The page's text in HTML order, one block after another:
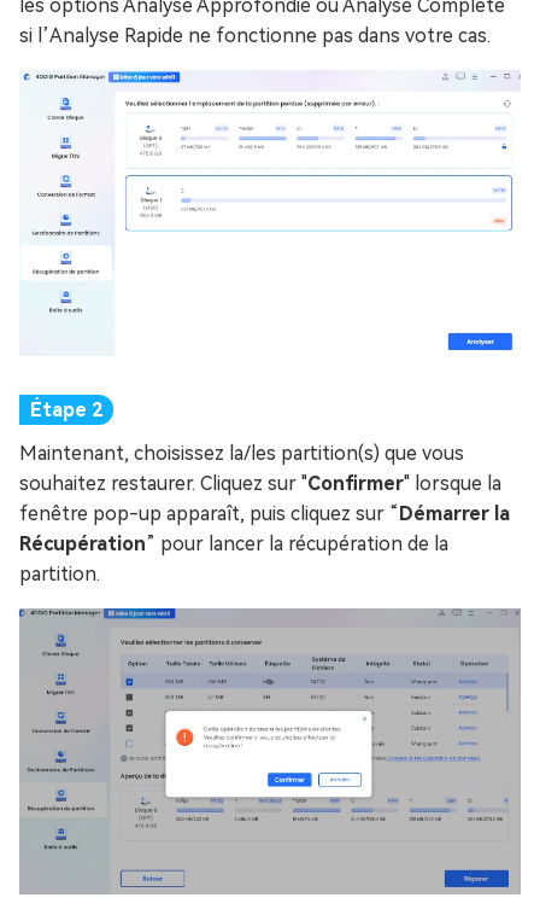
les options Analyse Approfondie ou Analyse Complète
si l’Analyse Rapide ne fonctionne pas dans votre cas.
Maintenant, choisissez la/les partition(s) que vous
souhaitez restaurer. Cliquez sur "Confirmer" lorsque la
fenêtre pop-up apparaît, puis cliquez sur “Démarrer la
Récupération” pour lancer la récupération de la
partition.